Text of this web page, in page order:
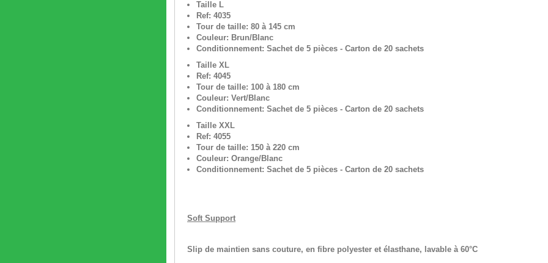
Taille L
Ref: 4035
Tour de taille: 80 à 145 cm
Couleur: Brun/Blanc
Conditionnement: Sachet de 5 pièces - Carton de 20 sachets
Taille XL
Ref: 4045
Tour de taille: 100 à 180 cm
Couleur: Vert/Blanc
Conditionnement: Sachet de 5 pièces - Carton de 20 sachets
Taille XXL
Ref: 4055
Tour de taille: 150 à 220 cm
Couleur: Orange/Blanc
Conditionnement: Sachet de 5 pièces - Carton de 20 sachets
Soft Support
Slip de maintien sans couture, en fibre polyester et élasthane, lavable à 60°C